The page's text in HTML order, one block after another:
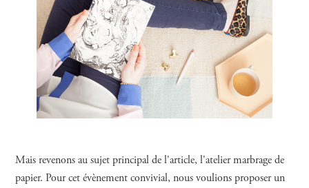
Mais revenons au sujet principal de l'article, l'atelier marbrage de
papier. Pour cet évènement convivial, nous voulions proposer un